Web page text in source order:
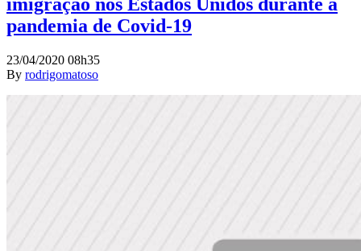
pandemia de Covid-19
23/04/2020 08h35
By rodrigomatoso